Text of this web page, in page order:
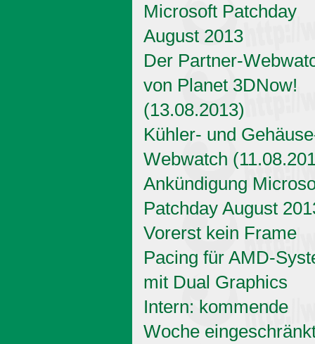
Microsoft Patchday
August 2013
Der Partner-
von Planet 3DNow!
(13.08.2013)
Kühler- und
Webwatch
Ankündigung
Patchday August
Vorerst kein Frame
Pacing für AMD-
mit Dual Graphics
Intern: kommende
Woche